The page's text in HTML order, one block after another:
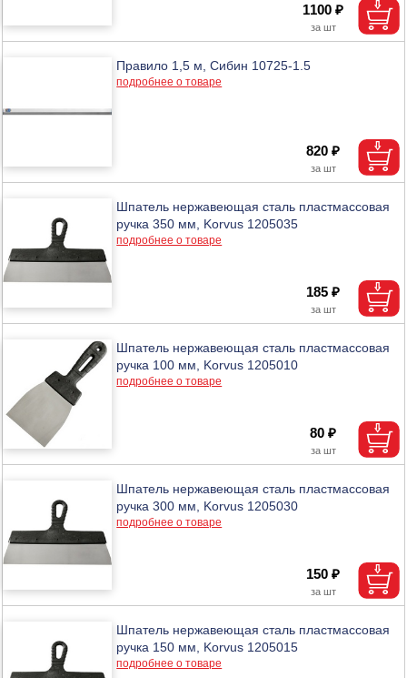
1100 ₽
Правило 1,5 м, Сибин 10725-1.5
подробнее о товаре
820 ₽
Шпатель нержавеющая сталь пластмассовая
ручка 350 мм, Korvus 1205035
подробнее о товаре
185 ₽
Шпатель нержавеющая сталь пластмассовая
ручка 100 мм, Korvus 1205010
подробнее о товаре
80 ₽
Шпатель нержавеющая сталь пластмассовая
ручка 300 мм, Korvus 1205030
подробнее о товаре
150 ₽
Шпатель нержавеющая сталь пластмассовая
ручка 150 мм, Korvus 1205015
подробнее о товаре